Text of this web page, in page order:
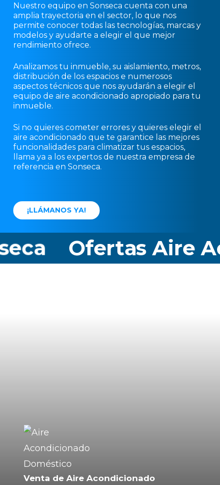
Nuestro equipo en Sonseca cuenta con una
amplia trayectoria en el sector, lo que nos
permite conocer todas las tecnologías, marcas y
modelos y ayudarte a elegir el que mejor
rendimiento ofrece.
Analizamos tu inmueble, su aislamiento, metros,
distribución de los espacios e numerosos
aspectos técnicos que nos ayudarán a elegir el
equipo de aire acondicionado apropiado para tu
inmueble.
Si no quieres cometer errores y quieres elegir el
aire acondicionado que te garantice las mejores
funcionalidades para climatizar tus espacios,
llama ya a los expertos de nuestra empresa de
referencia en Sonseca.
¡LLÁMANOS YA!
Ofertas Aire
Venta de Aire Acondicionado